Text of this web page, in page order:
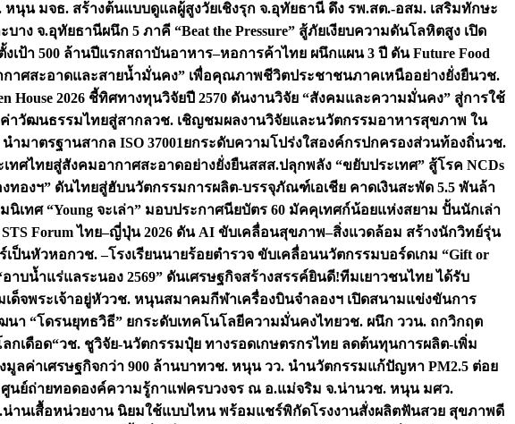
หนุน มจธ. สร้างต้นแบบดูแลผู้สูงวัยเชิงรุก จ.อุทัยธานี ดึง รพ.สต.-อสม. เสริมทักษะ
บาง จ.อุทัยธานีผนึก 5 ภาคี “Beat the Pressure” สู้ภัยเงียบความดันโลหิตสูง เปิด
เป้า 500 ล้านปีแรกสถาบันอาหาร–หอการค้าไทย ผนึกแผน 3 ปี ดัน Future Food
าศสะอาดและสายน้ำมั่นคง” เพื่อคุณภาพชีวิตประชาชนภาคเหนืออย่างยั่งยืนวช.
House 2026 ชี้ทิศทางทุนวิจัยปี 2570 ดันงานวิจัย “สังคมและความมั่นคง” สู่การใช้
าวัฒนธรรมไทยสู่สากลวช. เชิญชมผลงานวิจัยและนวัตกรรมอาหารสุขภาพ ใน
ำมาตรฐานสากล ISO 37001ยกระดับความโปร่งใสองค์กรปกครองส่วนท้องถิ่นวช.
ทศไทยสู่สังคมอากาศสะอาดอย่างยั่งยืนสสส.ปลุกพลัง “ขยับประเทศ” สู้โรค NCDs
งทองฯ” ดันไทยสู่ฮับนวัตกรรมการผลิต-บรรจุภัณฑ์เอเชีย คาดเงินสะพัด 5.5 พันล้า
เทศ “Young จะเล่า” มอบประกาศนียบัตร 60 มัคคุเทศก์น้อยแห่งสยาม ปั้นนักเล่า
Forum ไทย–ญี่ปุ่น 2026 ดัน AI ขับเคลื่อนสุขภาพ–สิ่งแวดล้อม สร้างนักวิทย์รุ่น
เป็นหัวหอกวช. –โรงเรียนนายร้อยตำรวจ ขับเคลื่อนนวัตกรรมบอร์ดเกม “Gift or
บน้ำแร่แลระนอง 2569” ดันเศรษฐกิจสร้างสรรค์ยินดี!ทีมเยาวชนไทย ได้รับ
ด็จพระเจ้าอยู่หัววช. หนุนสมาคมกีฬาเครื่องบินจำลองฯ เปิดสนามแข่งขันการ
า “โดรนยุทธวิธี” ยกระดับเทคโนโลยีความมั่นคงไทยวช. ผนึก ววน. ถกวิกฤต
กเดือด“วช. ชูวิจัย-นวัตกรรมปุ๋ย ทางรอดเกษตรกรไทย ลดต้นทุนการผลิต-เพิ่ม
ลค่าเศรษฐกิจกว่า 900 ล้านบาทวช. หนุน วว. นำนวัตกรรมแก้ปัญหา PM2.5 ต่อย
นย์ถ่ายทอดองค์ความรู้กาแฟครบวงจร ณ อ.แม่จริม จ.น่านวช. หนุน มศว.
น่านเสื้อหน่วยงาน นิยมใช้แบบไหน พร้อมแชร์พิกัดโรงงานสั่งผลิตฟันสวย สุขภาพดี